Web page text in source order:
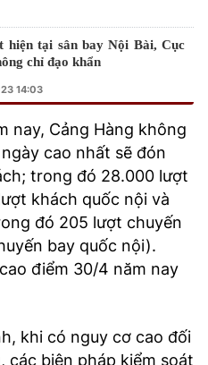
hiện tại sân bay Nội Bài, Cục
chỉ đạo khẩn
14:03
nay, Cảng Hàng không
cao nhất sẽ đón
trong đó 28.000 lượt
khách quốc nội và
đó 205 lượt chuyến
bay quốc nội).
điểm 30/4 năm nay
khi có nguy cơ cao đối
các biện pháp kiểm soát